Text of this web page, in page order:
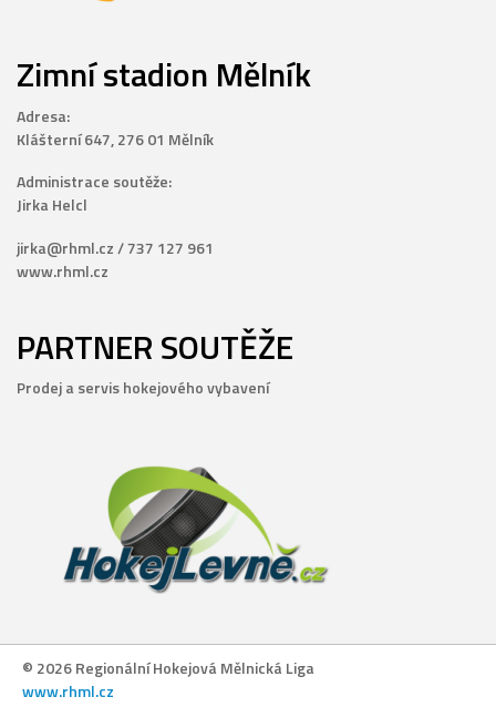
Zimní stadion Mělník
Adresa:
Klášterní 647, 276 01 Mělník
Administrace soutěže:
Jirka Helcl
jirka@rhml.cz / 737 127 961
www.rhml.cz
PARTNER SOUTĚŽE
Prodej a servis hokejového vybavení
© 2026 Regionální Hokejová Mělnická Liga
www.rhml.cz